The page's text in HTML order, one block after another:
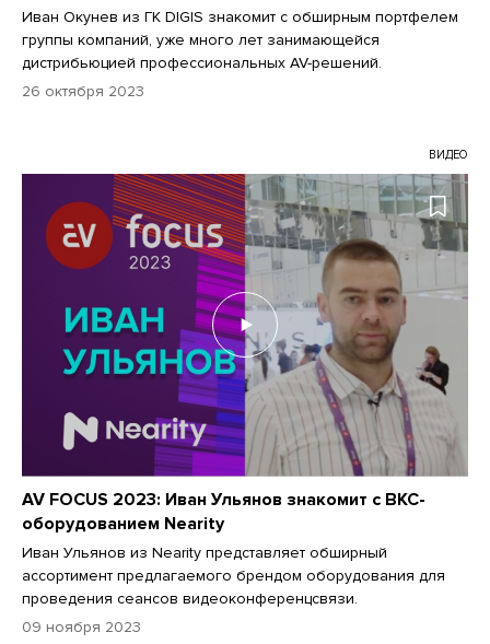
Иван Окунев из ГК DIGIS знакомит с обширным портфелем
группы компаний, уже много лет занимающейся
дистрибьюцией профессиональных AV-решений.
26 октября 2023
ВИДЕО
AV FOCUS 2023: Иван Ульянов знакомит с ВКС-
оборудованием Nearity
Иван Ульянов из Nearity представляет обширный
ассортимент предлагаемого брендом оборудования для
проведения сеансов видеоконференцсвязи.
09 ноября 2023